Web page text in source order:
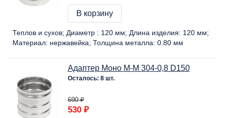
В корзину
Теплов и сухов Диаметр : 120 мм Длина изделия: 120 мм
Материал: нержавейка Толщина металла: 0.80 мм
Адаптер Моно М-М 304-0,8 D150
Осталось: 8 шт.
690 ₽
530 ₽